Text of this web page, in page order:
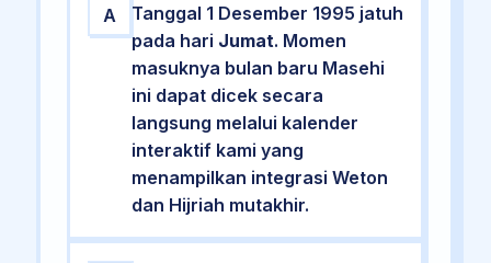
A
Tanggal 1 Desember 1995 jatuh
pada hari Jumat. Momen
masuknya bulan baru Masehi
ini dapat dicek secara
langsung melalui kalender
interaktif kami yang
menampilkan integrasi Weton
dan Hijriah mutakhir.